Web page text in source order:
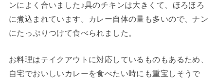
ンによく合いました♪具のチキンは大きくて、ほろほろ
に煮込まれています。カレー自体の量も多いので、ナン
にたっぷりつけて食べられました。
お料理はテイクアウトに対応しているものもあるため、
自宅でおいしいカレーを食べたい時にも重宝しそうで